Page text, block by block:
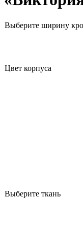
Выберите ширину
Цвет корпуса
Выберите ткань